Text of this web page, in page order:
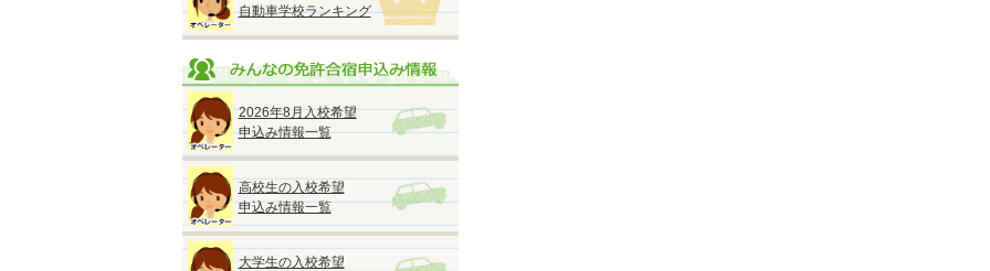
自動車学校ランキング
2026年8月入校希望
申込み情報一覧
高校生の入校希望
申込み情報一覧
大学生の入校希望